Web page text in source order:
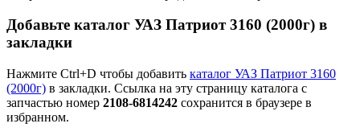
Добавьте каталог УАЗ Патриот 3160 (2000г) в
закладки
Нажмите Ctrl+D чтобы добавить каталог УАЗ Патриот 3160
(2000г) в закладки. Ссылка на эту страницу каталога с
запчастью номер 2108-6814242 сохранится в браузере в
избранном.